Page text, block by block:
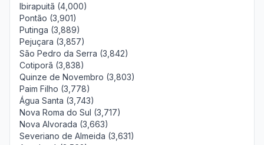
Ibirapuitã (4,000)
Pontão (3,901)
Putinga (3,889)
Pejuçara (3,857)
São Pedro da Serra (3,842)
Cotiporã (3,838)
Quinze de Novembro (3,803)
Paim Filho (3,778)
Água Santa (3,743)
Nova Roma do Sul (3,717)
Nova Alvorada (3,663)
Severiano de Almeida (3,631)